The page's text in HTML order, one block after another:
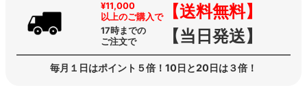
¥11,000
以上のご購入で【送料無料】
17時までの
ご注文で
【当日発送】
毎月１日はポイント５倍！10日と20日は３倍！